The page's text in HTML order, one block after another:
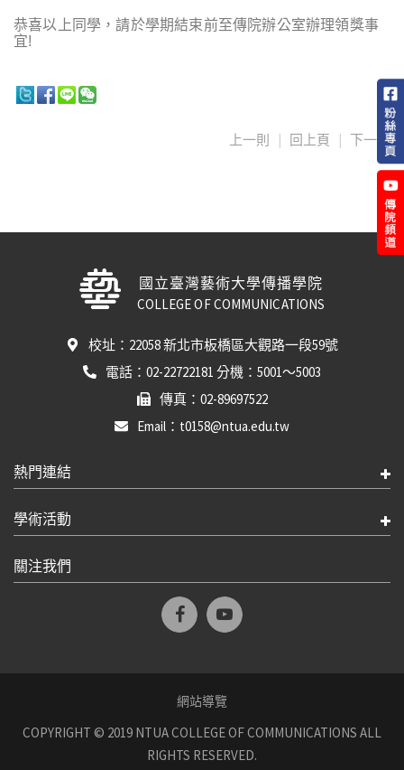
恭喜以上同學，請於學期結束前至傳院辦公室辦理領獎事
宜!
上一則 | 回上頁 | 下一則
國立臺灣藝術大學傳播學院
COLLEGE OF COMMUNICATIONS
校址：22058 新北市板橋區大觀路一段59號
電話：02-22722181 分機：5001～5003
傳真：02-89697522
Email：t0158@ntua.edu.tw
熱門連結
學術活動
關注我們
網站導覽
COPYRIGHT © 2019 NTUA COLLEGE OF COMMUNICATIONS ALL
RIGHTS RESERVED.